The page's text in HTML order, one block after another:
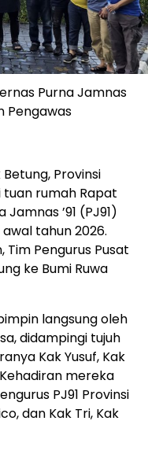
Purna Jamnas
Pengawas
Betung, Provinsi
rumah Rapat
’91 (PJ91)
tahun 2026.
Pengurus Pusat
ke Bumi Ruwa
langsung oleh
didampingi tujuh
Kak Yusuf, Kak
mereka
PJ91 Provinsi
dan Kak Tri, Kak